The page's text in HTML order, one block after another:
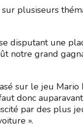
plusiseurs
disputant une
notre grand
sur le jeu Mario
donc
par des plus
».